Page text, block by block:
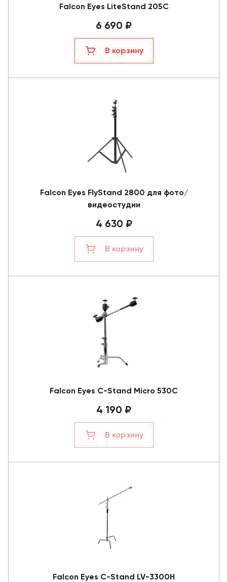
Falcon Eyes LiteStand 205C
6 690 ₽
В корзину
Falcon Eyes FlyStand 2800 для фото/
видеостудии
4 630 ₽
В корзину
Falcon Eyes C-Stand Micro 530С
4 190 ₽
В корзину
Falcon Eyes C-Stand LV-3300H